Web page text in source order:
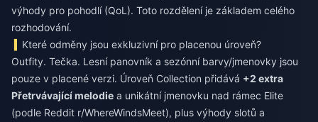
výhody pro pohodlí (QoL). Toto rozdělení je základem celého
rozhodování.
Které odměny jsou exkluzivní pro placenou úroveň?
Outfity. Tečka. Lesní panovník a sezónní barvy/jmenovky jsou
pouze v placené verzi. Úroveň Collection přidává +2 extra
Přetrvávající melodie a unikátní jmenovku nad rámec Elite
(podle Reddit r/WhereWindsMeet), plus výhody slotů a